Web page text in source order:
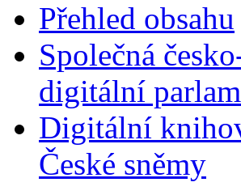
Přehled obsahu
Společná
digitální
Digitální
České sněmy